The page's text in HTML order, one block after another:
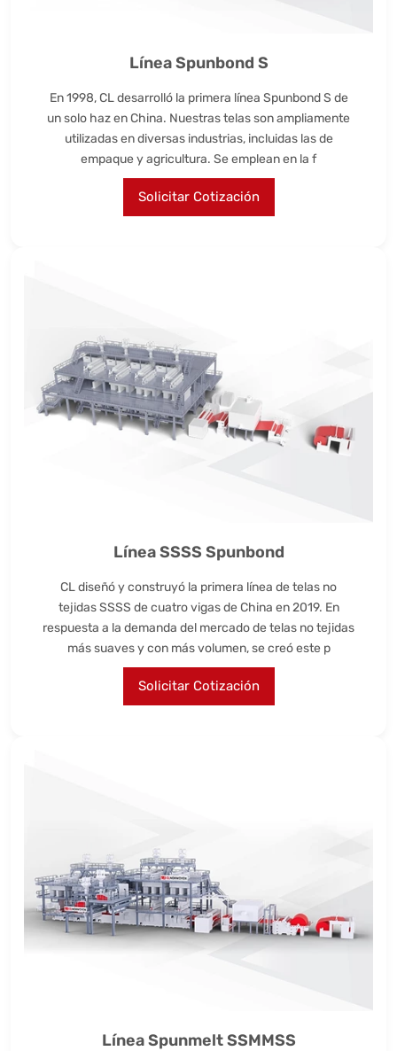
Línea Spunbond S
En 1998, CL desarrolló la primera línea Spunbond S de
un solo haz en China. Nuestras telas son ampliamente
utilizadas en diversas industrias, incluidas las de
empaque y agricultura. Se emplean en la f
Solicitar Cotización
Línea SSSS Spunbond
CL diseñó y construyó la primera línea de telas no
tejidas SSSS de cuatro vigas de China en 2019. En
respuesta a la demanda del mercado de telas no tejidas
más suaves y con más volumen, se creó este p
Solicitar Cotización
Línea Spunmelt SSMMSS